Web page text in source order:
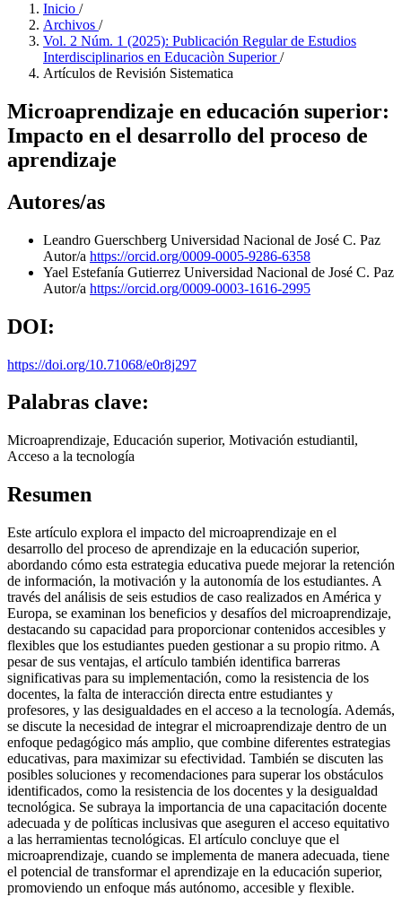
Inicio /
Archivos /
Vol. 2 Núm. 1 (2025): Publicación Regular de Estudios
Interdisciplinarios en Educaciòn Superior/
Artículos de Revisión Sistematica
Microaprendizaje en educación superior:
Impacto en el desarrollo del proceso de
aprendizaje
Autores/as
Leandro Guerschberg Universidad Nacional de José C. Paz
Autor/a https://orcid.org/0009-0005-9286-6358
Yael Estefanía Gutierrez Universidad Nacional de José C. Paz
Autor/a https://orcid.org/0009-0003-1616-2995
DOI:
https://doi.org/10.71068/e0r8j297
Palabras clave:
Microaprendizaje, Educación superior, Motivación estudiantil,
Acceso a la tecnología
Resumen
Este artículo explora el impacto del microaprendizaje en el
desarrollo del proceso de aprendizaje en la educación superior,
abordando cómo esta estrategia educativa puede mejorar la retención
de información, la motivación y la autonomía de los estudiantes. A
través del análisis de seis estudios de caso realizados en América y
Europa, se examinan los beneficios y desafíos del microaprendizaje,
destacando su capacidad para proporcionar contenidos accesibles y
flexibles que los estudiantes pueden gestionar a su propio ritmo. A
pesar de sus ventajas, el artículo también identifica barreras
significativas para su implementación, como la resistencia de los
docentes, la falta de interacción directa entre estudiantes y
profesores, y las desigualdades en el acceso a la tecnología. Además,
se discute la necesidad de integrar el microaprendizaje dentro de un
enfoque pedagógico más amplio, que combine diferentes estrategias
educativas, para maximizar su efectividad. También se discuten las
posibles soluciones y recomendaciones para superar los obstáculos
identificados, como la resistencia de los docentes y la desigualdad
tecnológica. Se subraya la importancia de una capacitación docente
adecuada y de políticas inclusivas que aseguren el acceso equitativo
a las herramientas tecnológicas. El artículo concluye que el
microaprendizaje, cuando se implementa de manera adecuada, tiene
el potencial de transformar el aprendizaje en la educación superior,
promoviendo un enfoque más autónomo, accesible y flexible.